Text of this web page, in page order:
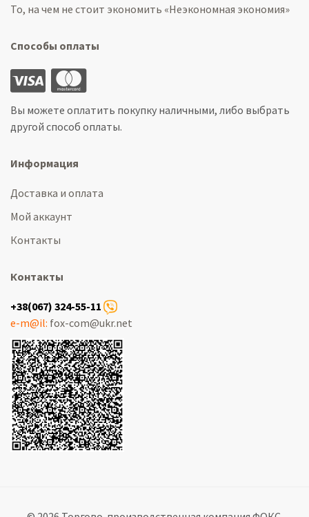
То, на чем не стоит экономить «Неэкономная экономия»
Способы оплаты
Вы можете оплатить покупку наличными, либо выбрать
другой способ оплаты.
Информация
Доставка и оплата
Мой аккаунт
Контакты
Контакты
+38(067) 324-55-11
e-m@il: fox-com@ukr.net